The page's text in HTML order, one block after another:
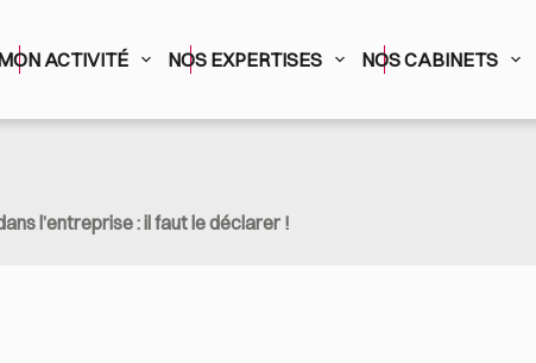
ACTIVITÉ NOS EXPERTISES NOS CABINETS
l’entreprise : il faut le déclarer !